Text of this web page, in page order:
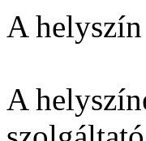
A helyszín
A